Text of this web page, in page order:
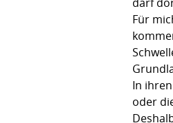
Für
In
oder